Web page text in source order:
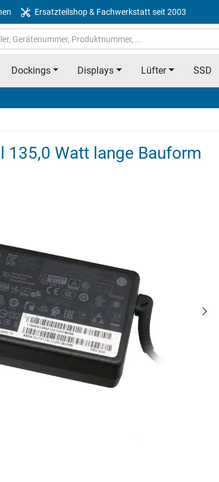
Ersatzteilshop & Fachwerkstatt seit 2003
Dockings Displays Lüfter SSD
Watt lange Bauform